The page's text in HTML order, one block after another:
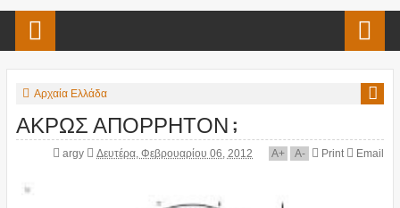
Αρχαία Ελλάδα
ΑΚΡΩΣ ΑΠΟΡΡΗΤΟΝ ;
argy Δευτέρα, Φεβρουαρίου 06, 2012 A+ A- Print Email